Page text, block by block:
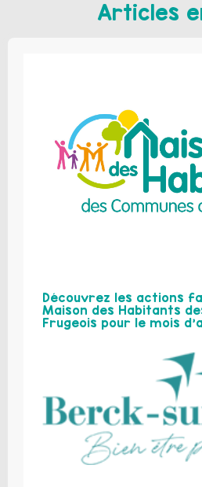
Articles
Découvrez les actions
Maison des Habitants
Frugeois pour le mois